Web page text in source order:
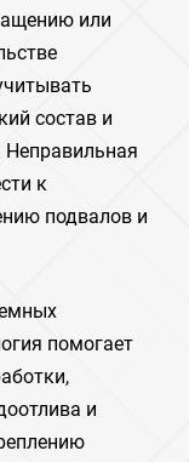
или
состав и
Неправильная
к
подвалов и
помогает
и